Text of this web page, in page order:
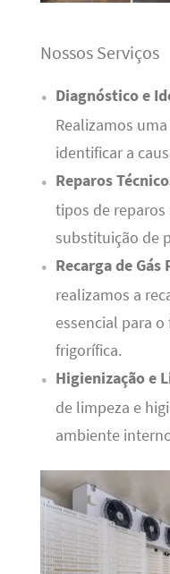
Nossos Serviços
Diagnóstico e
Realizamos
identificar a
Reparos
tipos de reparos
substituição de
Recarga de
realizamos a
essencial para
frigorífica.
Higienização e
de limpeza e
ambiente